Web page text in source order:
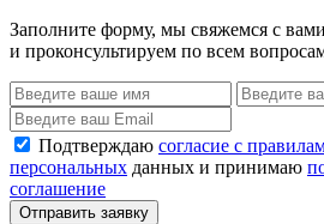
Заполните форму, мы свяжемся с
и проконсультируем по всем
Подтверждаю согласие с
персональных данных и принимаю
соглашение
Отправить заявку